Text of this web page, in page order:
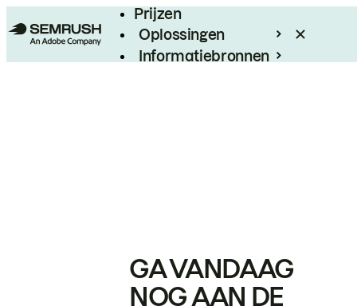
Prijzen
Oplossingen
Informatiebronnen
GA VANDAAG
NOG AAN DE